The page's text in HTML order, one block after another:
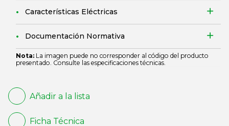
Características Eléctricas
Documentación Normativa
Nota: La imagen puede no corresponder al código del producto
presentado. Consulte las especificaciones técnicas.
Añadir a la lista
Ficha Técnica